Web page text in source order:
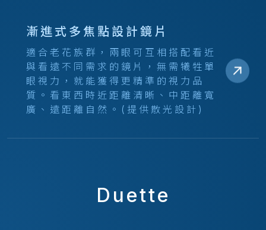
漸進式多焦點設計鏡片
適合老花族群，兩眼可互相搭配看近
與看遠不同需求的鏡片，無需犧牲單
眼視力，就能獲得更精準的視力品
質。看東西時近距離清晰、中距離寬
廣、遠距離自然。(提供散光設計)
Duette